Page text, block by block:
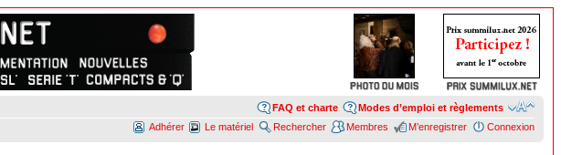
Modes d’emploi et règlements
FAQ et charte
Connexion
M’enregistrer
Membres
Rechercher
Le matériel
Adhérer